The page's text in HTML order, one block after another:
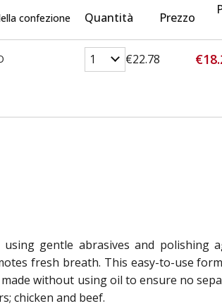
confezione Quantità Prezzo
€22.78
gentle abrasives and polishing
fresh breath. This easy-to-use
without using oil to ensure no
chicken and beef.